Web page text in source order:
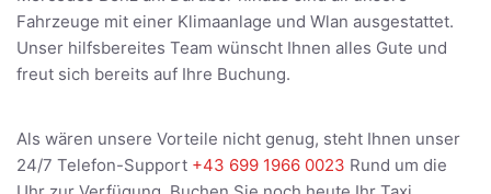
Fahrzeuge mit einer Klimaanlage und Wlan ausgestattet.
Unser hilfsbereites Team wünscht Ihnen alles Gute und
freut sich bereits auf Ihre Buchung.
Als wären unsere Vorteile nicht genug, steht Ihnen unser
24/7 Telefon-Support +43 699 1966 0023 Rund um die